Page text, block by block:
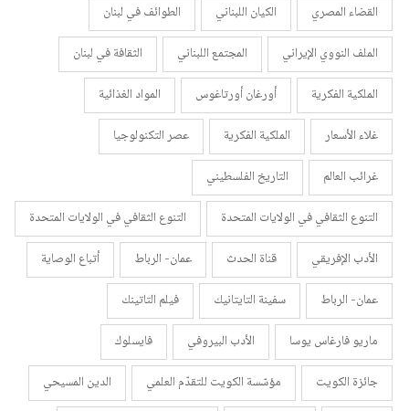
القضاء المصري
الكيان اللبناني
الطوائف في لبنان
الملف النووي الإيراني
المجتمع اللبناني
الثقافة في لبنان
الملكية الفكرية
أورغان أورتاغوس
المواد الغذائية
غلاء الأسعار
الملكية الفكرية
عصر التكنولوجيا
غرائب العالم
التاريخ الفلسطيني
التنوع الثقافي في الولايات المتحدة
التنوع الثقافي في الولايات المتحدة
الأدب الإفريقي
قناة الحدث عمان- الرباط
أتباع الوصاية
عمان- الرباط
سفينة التايتانيك
فيلم التاتينك
ماريو فارغاس يوسا
الأدب البيروفي
فايسلوك
جائزة الكويت
مؤسّسة الكويت للتقدّم العلمي
الدين المسيحي